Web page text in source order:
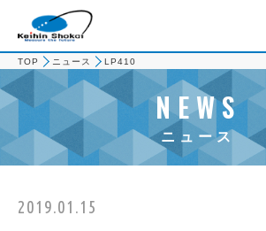
TOP ニュース LP410
NEWS
ニュース
2019.01.15